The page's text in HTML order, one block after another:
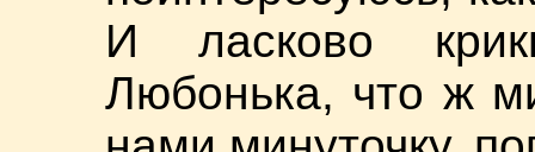
И ласково
Любонька, что ж